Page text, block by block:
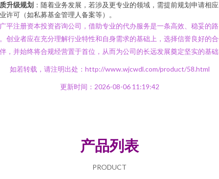
升级规划 ：随着业务发展，若涉及更专业的领域，需提前规划申请相
许可（如私募基金管理人备案等）。
平注册资本投资咨询公司，借助专业的代办服务是一条高效、稳妥的路
创业者应在充分理解行业特性和自身需求的基础上，选择信誉良好的
，并始终将合规经营置于首位，从而为公司的长远发展奠定坚实的基
如若转载，请注明出处：http://www.wjcwdl.com/product/58.html
更新时间：2026-08-06 11:19:42
产品列表
PRODUCT